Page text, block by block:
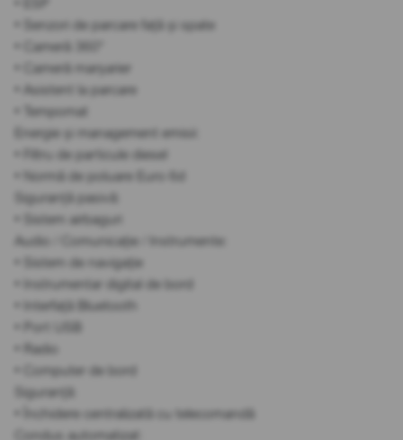
• Senzori de parcare față și spate
• Cameră 360°
• Cameră marșarier
• Asistent la parcare
• Tempomat
Energie și management emisii:
• Filtru de particule diesel
• Normă de poluare Euro 6d
Siguranță pasivă:
• Sistem airbaguri
Audio / Comunicație / Instrumente:
• Sistem de navigație
• Instrumentar digital de bord
• Interfață Bluetooth
• Port USB
• Radio
• Computer de bord
Siguranță:
• Închidere centralizată cu telecomandă
Condus automatizat: